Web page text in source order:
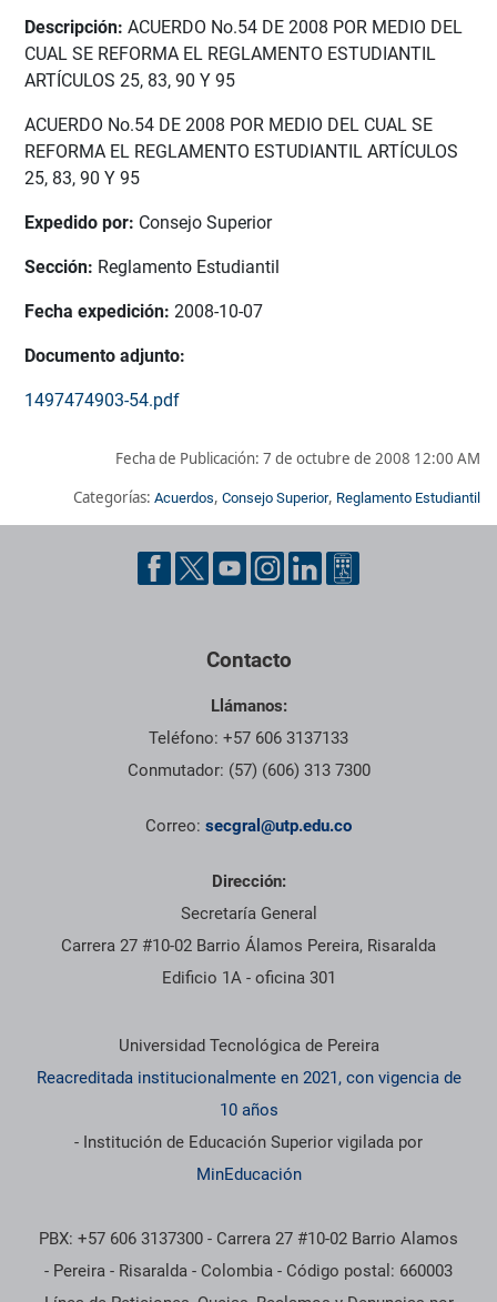
Descripción: ACUERDO No.54 DE 2008 POR MEDIO DEL
CUAL SE REFORMA EL REGLAMENTO ESTUDIANTIL
ARTÍCULOS 25, 83, 90 Y 95
ACUERDO No.54 DE 2008 POR MEDIO DEL CUAL SE
REFORMA EL REGLAMENTO ESTUDIANTIL ARTÍCULOS
25, 83, 90 Y 95
Expedido por: Consejo Superior
Sección: Reglamento Estudiantil
Fecha expedición: 2008-10-07
Documento adjunto:
1497474903-54.pdf
Fecha de Publicación: 7 de octubre de 2008 12:00 AM
Categorías: Acuerdos, Consejo Superior, Reglamento Estudiantil
Pie de página con información de contacto, redes sociales y
Contacto
Llámanos:
Teléfono: +57 606 3137133
Conmutador: (57) (606) 313 7300
Correo: secgral@utp.edu.co
Dirección:
Secretaría General
Carrera 27 #10-02 Barrio Álamos Pereira, Risaralda
Edificio 1A - oficina 301
Información institucional
Universidad Tecnológica de Pereira
Reacreditada institucionalmente en 2021, con vigencia de
10 años
- Institución de Educación Superior vigilada por
MinEducación
PBX: +57 606 3137300 - Carrera 27 #10-02 Barrio Alamos
- Pereira - Risaralda - Colombia - Código postal: 660003